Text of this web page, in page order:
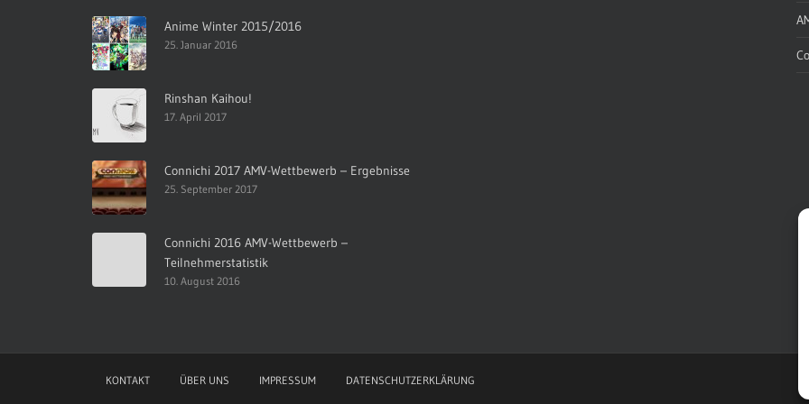
Anime Winter 2015/2016
25. Januar 2016
Rinshan Kaihou!
17. April 2017
Connichi 2017 AMV-Wettbewerb – Ergebnisse
25. September 2017
Connichi 2016 AMV-Wettbewerb –
Teilnehmerstatistik
10. August 2016
KONTAKT ÜBER UNS IMPRESSUM DATENSCHUTZERKLÄRUNG